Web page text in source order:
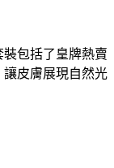
包括了皇牌熱賣
皮膚展現自然光